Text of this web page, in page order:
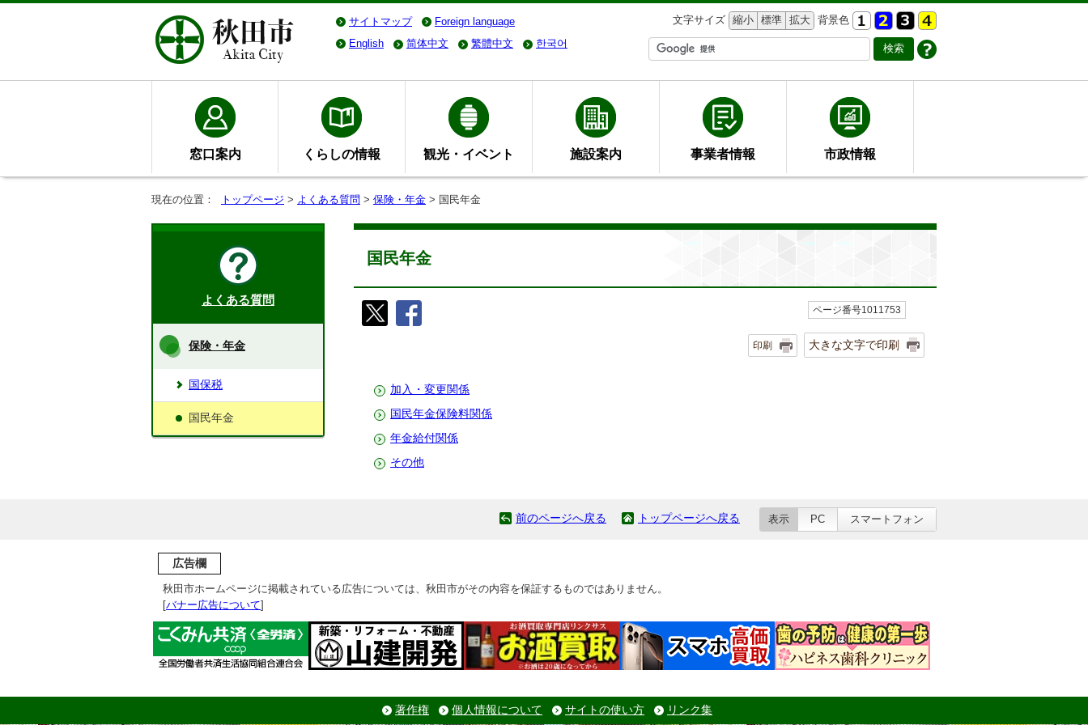
サイトマップ Foreign language 文字サイズ 縮小 標準 拡大 背景色
English
简体中文 繁體中文 한국어
窓口案内 くらしの情報 観光・イベント 施設案内 事業者情報 市政情報
現在の位置： トップページ > よくある質問 > 保険・年金 > 国民年金
国民年金
ページ番号1011753
印刷 大きな文字で印刷
加入・変更関係
国民年金保険料関係
年金給付関係
その他
よくある質問
保険・年金
国保税
国民年金
前のページへ戻る トップページへ戻る 表示 PC スマートフォン
広告欄
秋田市ホームページに掲載されている広告については、秋田市がその内容を保証するものではありません。
[バナー広告について]
著作権 個人情報について サイトの使い方 リンク集